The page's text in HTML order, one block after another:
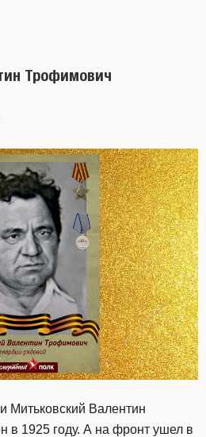
Трофимович
Митьковский Валентин
в 1925 году. А на фронт ушел в